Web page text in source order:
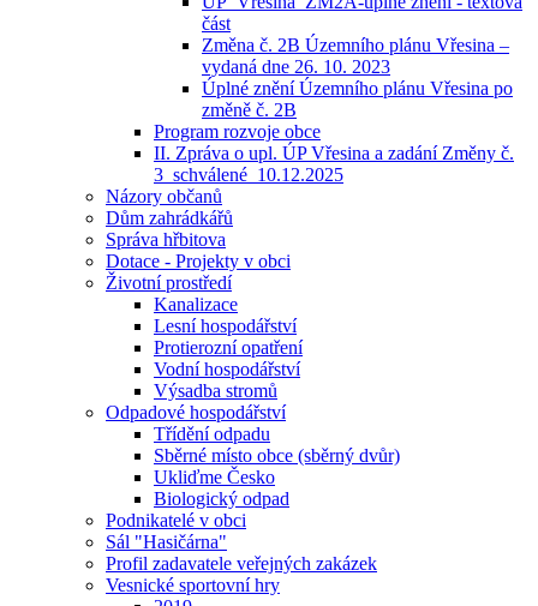
část
Změna č. 2B Územního plánu Vřesina –
vydaná dne 26. 10. 2023
Úplné znění Územního plánu Vřesina po
změně č. 2B
Program rozvoje obce
II. Zpráva o upl. ÚP Vřesina a zadání Změny č.
3_schválené_10.12.2025
Názory občanů
Dům zahrádkářů
Správa hřbitova
Dotace - Projekty v obci
Životní prostředí
Kanalizace
Lesní hospodářství
Protierozní opatření
Vodní hospodářství
Výsadba stromů
Odpadové hospodářství
Třídění odpadu
Sběrné místo obce (sběrný dvůr)
Ukliďme Česko
Biologický odpad
Podnikatelé v obci
Sál "Hasičárna"
Profil zadavatele veřejných zakázek
Vesnické sportovní hry